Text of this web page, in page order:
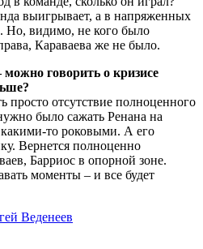
выигрывает, а в напряженных
Но, видимо, не кого было
Караваева же не было.
говорить о кризисе
просто отсутствие полноценного
было сажать Ренана на
то роковыми. А его
Вернется полноценно
Барриос в опорной зоне.
моменты – и все будет
Веденеев